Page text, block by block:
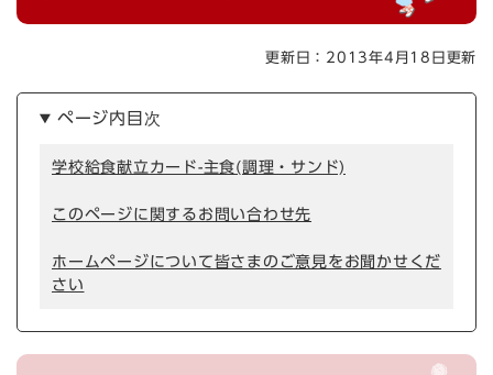
更新日：2013年4月18日更新
ページ内目次
学校給食献立カード-主食(調理・サンド)
このページに関するお問い合わせ先
ホームページについて皆さまのご意見をお聞かせくだ
さい